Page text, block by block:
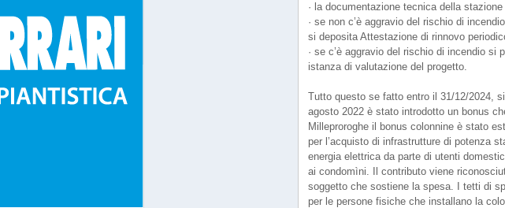
· la documentazione tecnica della
· se non c’è aggravio del rischio di
si deposita Attestazione di rinnovo
· se c’è aggravio del rischio di incendio si
istanza di valutazione del progetto.
Tutto questo se fatto entro il 31/12/2024,
agosto 2022 è stato introdotto un bonus
Milleproroghe il bonus colonnine è stato
per l’acquisto di infrastrutture di potenza
energia elettrica da parte di utenti
ai condomìni. Il contributo viene
soggetto che sostiene la spesa. I tetti di
per le persone fisiche che installano la